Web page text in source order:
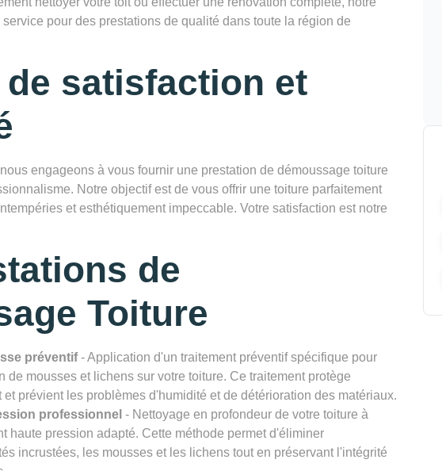
pour des prestations de qualité dans toute la région de
de satisfaction et
engageons à vous fournir une prestation de démoussage toiture
Notre objectif est de vous offrir une toiture parfaitement
et esthétiquement impeccable. Votre satisfaction est notre
de
Toiture
préventif- Application d'un traitement préventif spécifique pour
de mousses et lichens sur votre toiture. Ce traitement protège
et prévient les problèmes d'humidité et de détérioration des matériaux.
professionnel - Nettoyage en profondeur de votre toiture à
haute pression adapté. Cette méthode permet d'éliminer
incrustées, les mousses et les lichens tout en préservant l'intégrité